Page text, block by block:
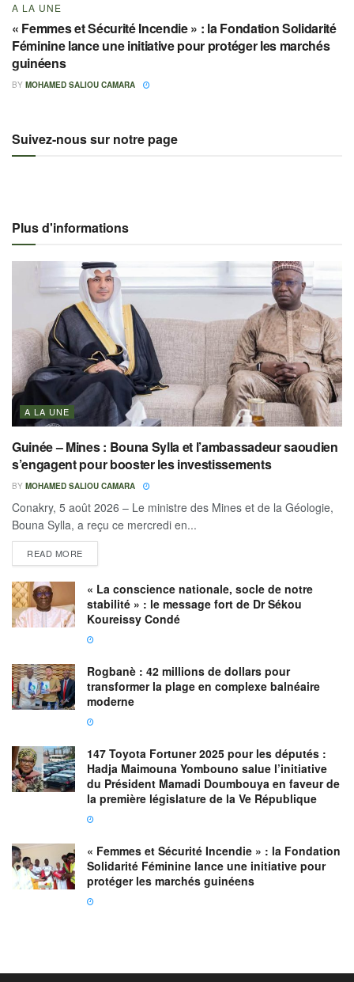
A LA UNE
« Femmes et Sécurité Incendie » : la Fondation Solidarité
Féminine lance une initiative pour protéger les marchés
guinéens
BY MOHAMED SALIOU CAMARA
Suivez-nous sur notre page
Plus d'informations
A LA UNE
Guinée – Mines : Bouna Sylla et l’ambassadeur saoudien
s’engagent pour booster les investissements
BY MOHAMED SALIOU CAMARA
Conakry, 5 août 2026 – Le ministre des Mines et de la Géologie,
Bouna Sylla, a reçu ce mercredi en...
READ MORE
« La conscience nationale, socle de notre
stabilité » : le message fort de Dr Sékou
Koureissy Condé
Rogbanè : 42 millions de dollars pour
transformer la plage en complexe balnéaire
moderne
147 Toyota Fortuner 2025 pour les députés :
Hadja Maimouna Yombouno salue l’initiative
du Président Mamadi Doumbouya en faveur de
la première législature de la Ve République
« Femmes et Sécurité Incendie » : la Fondation
Solidarité Féminine lance une initiative pour
protéger les marchés guinéens